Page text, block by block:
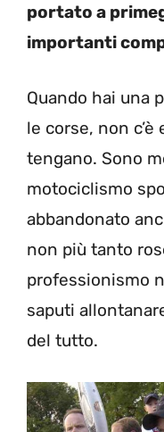
portato a
importanti
Quando hai una
le corse, non
tengano. Sono
motociclismo
abbandonato
non più tanto
professionismo
saputi
del tutto.